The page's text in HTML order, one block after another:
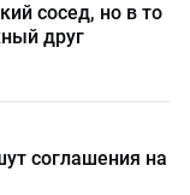
сосед, но в то
друг
соглашения на